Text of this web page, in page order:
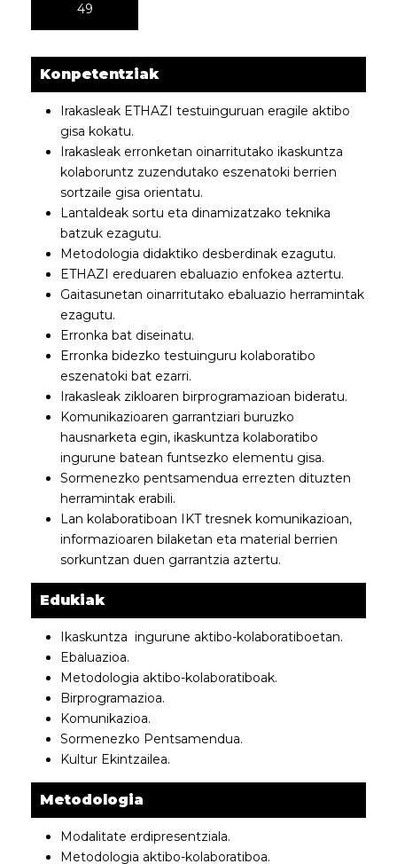
49
Konpetentziak
Irakasleak ETHAZI testuinguruan eragile aktibo
gisa kokatu.
Irakasleak erronketan oinarritutako ikaskuntza
kolaboruntz zuzendutako eszenatoki berrien
sortzaile gisa orientatu.
Lantaldeak sortu eta dinamizatzako teknika
batzuk ezagutu.
Metodologia didaktiko desberdinak ezagutu.
ETHAZI ereduaren ebaluazio enfokea aztertu.
Gaitasunetan oinarritutako ebaluazio herramintak
ezagutu.
Erronka bat diseinatu.
Erronka bidezko testuinguru kolaboratibo
eszenatoki bat ezarri.
Irakasleak zikloaren birprogramazioan bideratu.
Komunikazioaren garrantziari buruzko
hausnarketa egin, ikaskuntza kolaboratibo
ingurune batean funtsezko elementu gisa.
Sormenezko pentsamendua errezten dituzten
herramintak erabili.
Lan kolaboratiboan IKT tresnek komunikazioan,
informazioaren bilaketan eta material berrien
sorkuntzan duen garrantzia aztertu.
Edukiak
Ikaskuntza ingurune aktibo-kolaboratiboetan.
Ebaluazioa.
Metodologia aktibo-kolaboratiboak.
Birprogramazioa.
Komunikazioa.
Sormenezko Pentsamendua.
Kultur Ekintzailea.
Metodologia
Modalitate erdipresentziala.
Metodologia aktibo-kolaboratiboa.